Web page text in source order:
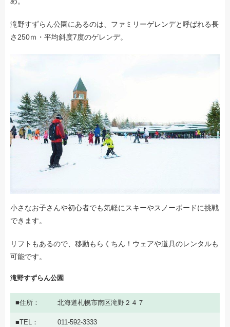
滝野すずらん公園にあるのは、ファミリーゲレンデと呼ばれる長
さ250ｍ・平均斜度7度のゲレンデ。
小さなお子さんや初心者でも気軽にスキーやスノーボードに挑戦
できます。
リフトもあるので、移動もらくちん！ウェアや道具のレンタルも
可能です。
滝野すずらん公園
住所 北海道札幌市南区滝野２４７
TEL 011-592-3333